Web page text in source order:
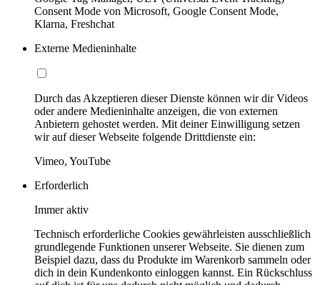
Consent Mode von Microsoft, Google Consent Mode,
Klarna, Freshchat
Externe Medieninhalte
Durch das Akzeptieren dieser Dienste können wir dir Videos
oder andere Medieninhalte anzeigen, die von externen
Anbietern gehostet werden. Mit deiner Einwilligung setzen
wir auf dieser Webseite folgende Drittdienste ein:
Vimeo, YouTube
Erforderlich
Immer aktiv
Technisch erforderliche Cookies gewährleisten ausschließlich
grundlegende Funktionen unserer Webseite. Sie dienen zum
Beispiel dazu, dass du Produkte im Warenkorb sammeln oder
dich in dein Kundenkonto einloggen kannst. Ein Rückschluss